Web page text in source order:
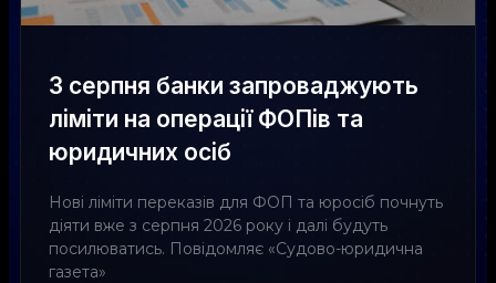
З серпня банки запроваджують
ліміти на операції ФОПів та
юридичних осіб
Нові ліміти переказів для ФОП та юросіб почнуть
діяти вже з серпня 2026 року і далі будуть
посилюватись. Повідомляє «Судово-юридична
газета»